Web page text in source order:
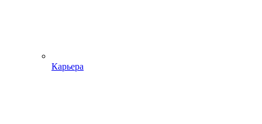
Карьера